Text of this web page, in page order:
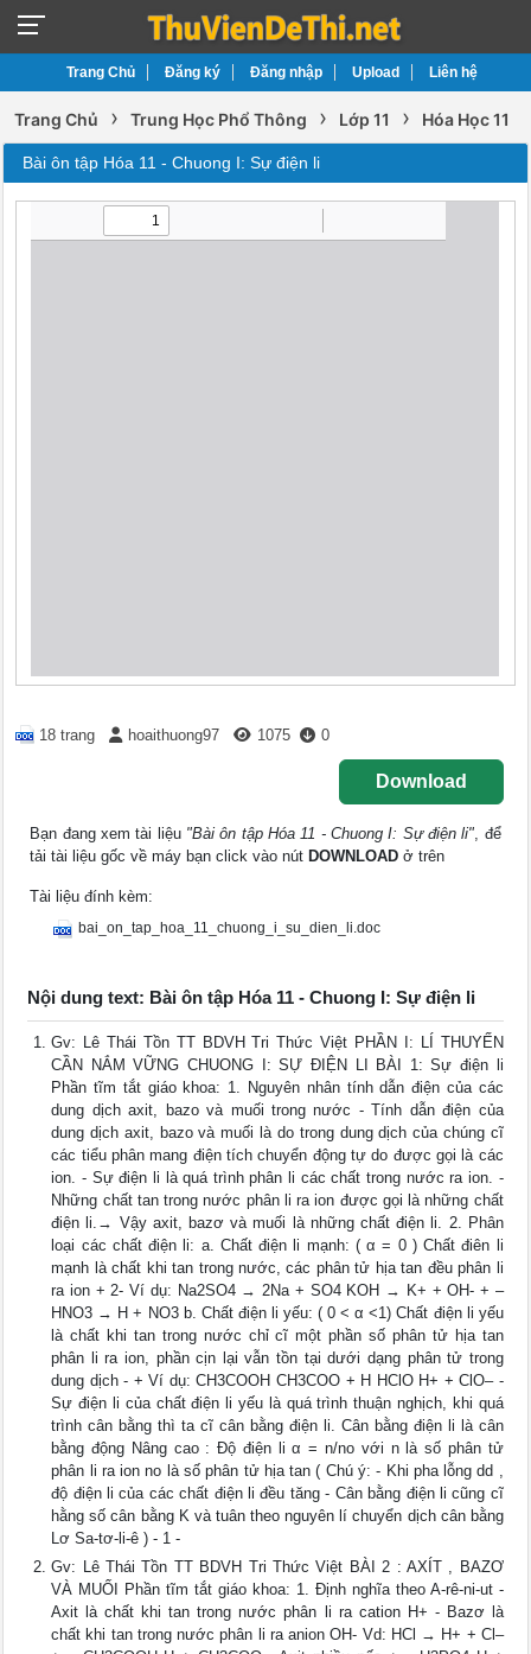
Trang Chủ Đăng ký Đăng nhập Upload Liên hệ
Trang Chủ › Trung Học Phổ Thông › Lớp 11 › Hóa Học 11
Bài ôn tập Hóa 11 - Chuong I: Sự điện li
18 trang hoaithuong97 1075 0
Download
Bạn đang xem tài liệu "Bài ôn tập Hóa 11 - Chuong I: Sự điện li", để
tải tài liệu gốc về máy bạn click vào nút DOWNLOAD ở trên
Tài liệu đính kèm:
bai_on_tap_hoa_11_chuong_i_su_dien_li.doc
Nội dung text: Bài ôn tập Hóa 11 - Chuong I: Sự điện li
Gv: Lê Thái Tồn TT BDVH Tri Thức Việt PHẦN I: LÍ THUYẾN
CẦN NẮM VỮNG CHUONG I: SỰ ĐIỆN LI BÀI 1: Sự điện li
Phần tĩm tắt giáo khoa: 1. Nguyên nhân tính dẫn điện của các
dung dịch axit, bazo và muối trong nước - Tính dẫn điện của
dung dịch axit, bazo và muối là do trong dung dịch của chúng cĩ
các tiểu phân mang điện tích chuyển động tự do được gọi là các
ion. - Sự điện li là quá trình phân li các chất trong nước ra ion. -
Những chất tan trong nước phân li ra ion được gọi là những chất
điện li.→ Vậy axit, bazơ và muối là những chất điện li. 2. Phân
loại các chất điện li: a. Chất điện li mạnh: ( α = 0 ) Chất điên li
mạnh là chất khi tan trong nước, các phân tử hịa tan đều phân li
ra ion + 2- Ví dụ: Na2SO4 → 2Na + SO4 KOH → K+ + OH- + –
HNO3 → H + NO3 b. Chất điện li yếu: ( 0 < α <1) Chất điện li yếu
là chất khi tan trong nước chỉ cĩ một phần số phân tử hịa tan
phân li ra ion, phần cịn lại vẫn tồn tại dưới dạng phân tử trong
dung dịch - + Ví dụ: CH3COOH CH3COO + H HClO H+ + ClO– -
Sự điện li của chất điện li yếu là quá trình thuận nghịch, khi quá
trình cân bằng thì ta cĩ cân bằng điện li. Cân bằng điện li là cân
bằng động Nâng cao : Độ điện li α = n/no với n là số phân tử
phân li ra ion no là số phân tử hịa tan ( Chú ý: - Khi pha lỗng dd ,
độ điện li của các chất điện li đều tăng - Cân bằng điện li cũng cĩ
hằng số cân bằng K và tuân theo nguyên lí chuyển dịch cân bằng
Lơ Sa-tơ-li-ê ) - 1 -
Gv: Lê Thái Tồn TT BDVH Tri Thức Việt BÀI 2 : AXÍT , BAZƠ
VÀ MUỐI Phần tĩm tắt giáo khoa: 1. Định nghĩa theo A-rê-ni-ut -
Axit là chất khi tan trong nước phân li ra cation H+ - Bazơ là
chất khi tan trong nước phân li ra anion OH- Vd: HCl → H+ + Cl–